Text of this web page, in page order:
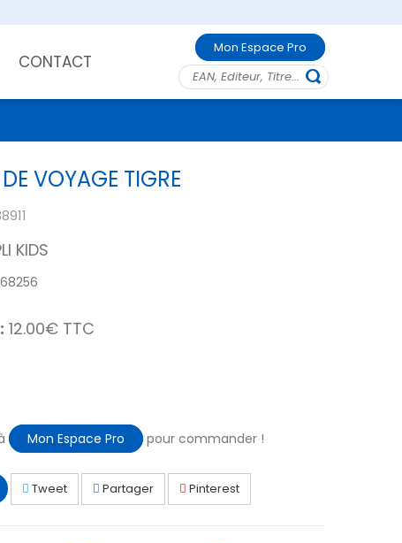
CONTACT
Mon Espace Pro
VOYAGE TIGRE
KIDS
12.00€ TTC
Mon Espace Pro pour commander !
Tweet Partager Pinterest